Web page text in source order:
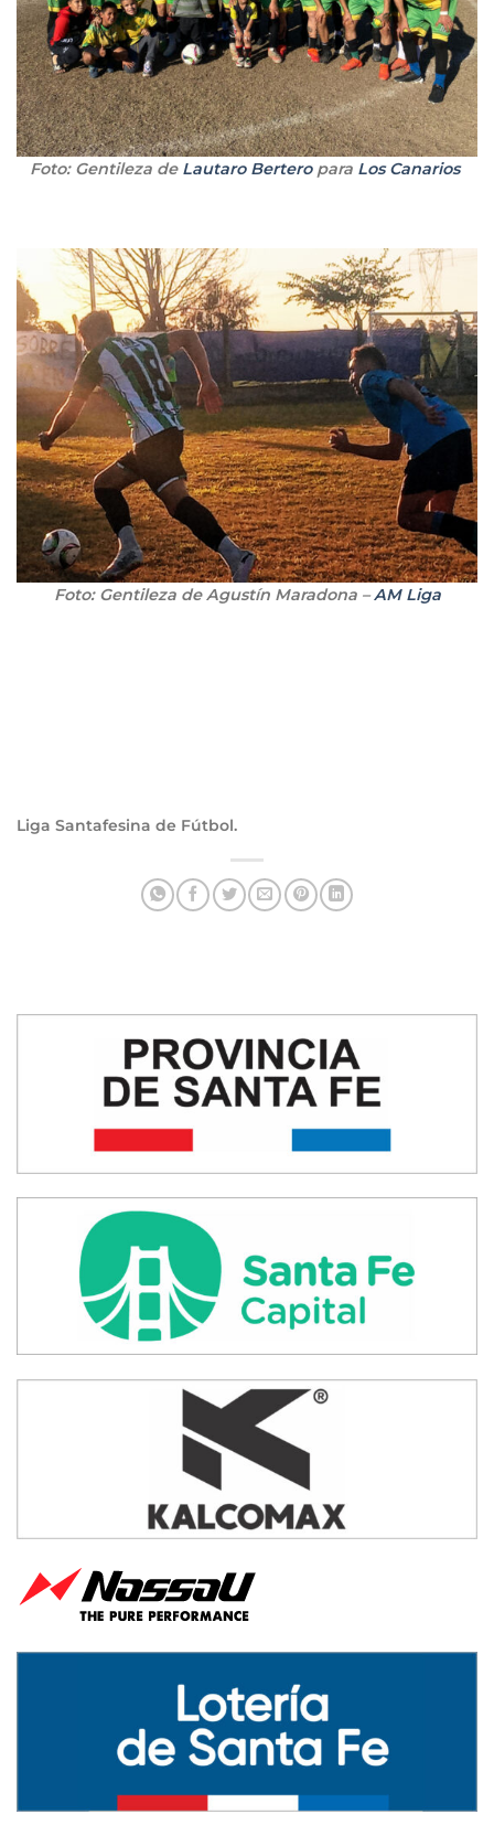
Foto: Gentileza de Lautaro Berteropara Los Canarios
Foto: Gentileza de Agustín Maradona –AM Liga
Liga Santafesina de Fútbol.